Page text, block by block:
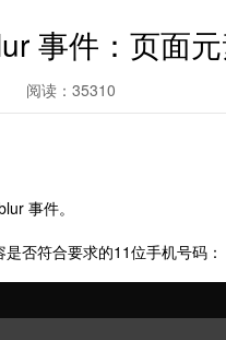
事件：页面
阅读：35310
事件。
否符合要求的11位手机号码：